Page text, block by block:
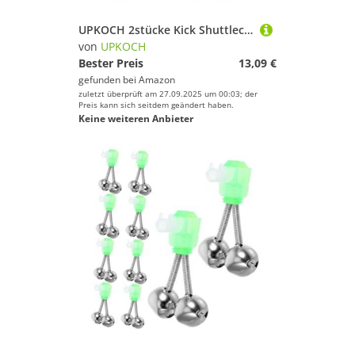
UPKOCH 2stücke Kick Shuttlecock Outdoor Spielzeug Traditionelles Jianzi Für Erwachsene Zur Verbesserung Von Koordination Und Motorischen Fähigkeiten Langlebiges Fitnessspielzeug
von UPKOCH
Bester Preis
13,09 €
gefunden bei Amazon
zuletzt überprüft am 27.09.2025 um 00:03; der
Preis kann sich seitdem geändert haben.
Keine weiteren Anbieter